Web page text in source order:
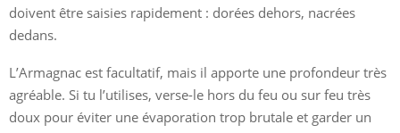
doivent être saisies rapidement : dorées dehors, nacrées
dedans.
L’Armagnac est facultatif, mais il apporte une profondeur très
agréable. Si tu l’utilises, verse-le hors du feu ou sur feu très
doux pour éviter une évaporation trop brutale et garder un